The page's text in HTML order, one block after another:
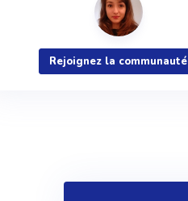
Rejoignez la communauté